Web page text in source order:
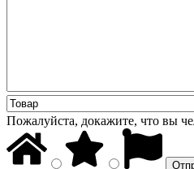
Пожалуйста, докажите, что вы